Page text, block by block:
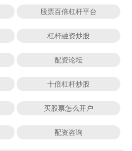
股票百倍杠杆平台
杠杆融资炒股
配资论坛
十倍杠杆炒股
买股票怎么开户
配资咨询